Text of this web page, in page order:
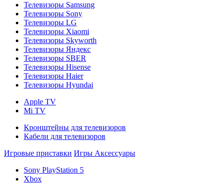
Телевизоры Samsung
Телевизоры Sony
Телевизоры LG
Телевизоры Xiaomi
Телевизоры Skyworth
Телевизоры Яндекс
Телевизоры SBER
Телевизоры Hisense
Телевизоры Haier
Телевизоры Hyundai
Apple TV
Mi TV
Кронштейны для телевизоров
Кабели для телевизоров
Игровые приставки Игры Аксессуары
Sony PlayStation 5
Xbox